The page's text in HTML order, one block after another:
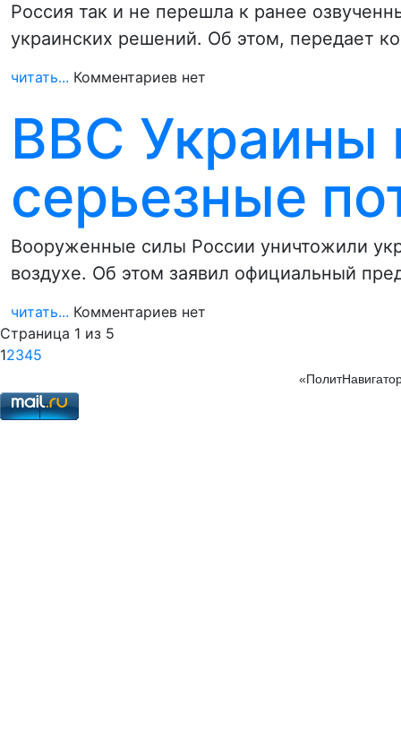
Россия так и не перешла к ранее
украинских решений. Об этом, передает
читать... Комментариев нет
ВВС Украины
серьезные
Вооруженные силы России уничтожили
воздухе. Об этом заявил официальный
читать... Комментариев нет
Страница 1 из 5
12345